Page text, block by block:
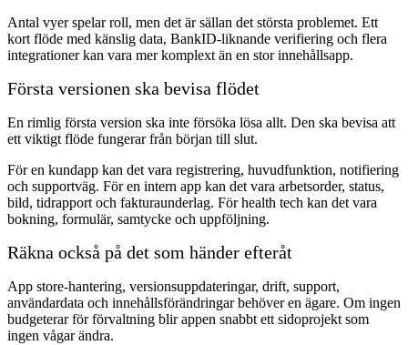
Antal vyer spelar roll, men det är sällan det största problemet. Ett
kort flöde med känslig data, BankID-liknande verifiering och flera
integrationer kan vara mer komplext än en stor innehållsapp.
Första versionen ska bevisa flödet
En rimlig första version ska inte försöka lösa allt. Den ska bevisa att
ett viktigt flöde fungerar från början till slut.
För en kundapp kan det vara registrering, huvudfunktion, notifiering
och supportväg. För en intern app kan det vara arbetsorder, status,
bild, tidrapport och fakturaunderlag. För health tech kan det vara
bokning, formulär, samtycke och uppföljning.
Räkna också på det som händer efteråt
App store-hantering, versionsuppdateringar, drift, support,
användardata och innehållsförändringar behöver en ägare. Om ingen
budgeterar för förvaltning blir appen snabbt ett sidoprojekt som
ingen vågar ändra.